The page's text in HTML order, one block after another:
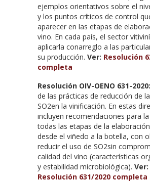
ejemplos orientativos sobre el
y los puntos críticos de control
aparecer en las etapas de
vino. En cada país, el sector
aplicarla conarreglo a las
su producción. Ver: Resolución
completa
Resolución OIV-OENO 631-2020:
de las prácticas de reducción de
SO2en la vinificación. En estas
incluyen recomendaciones para
todas las etapas de la
desde el viñedo a la botella, con
reducir el uso de SO2sin
calidad del vino (características
y estabilidad microbiológica). Ver:
Resolución 631/2020 completa